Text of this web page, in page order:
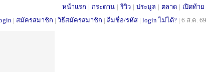
หน้าแรก | กระดาน | รีวิว | ประมูล | ตลาด | เปิดท้าย
| สมัครสมาชิก | วิธีสมัครสมาชิก | ลืมชื่อ/รหัส | login ไม่ได้? | 6 ส.ค. 69